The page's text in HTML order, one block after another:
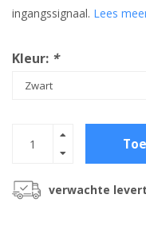
ingangssignaal. Lees
Kleur: *
verwachte